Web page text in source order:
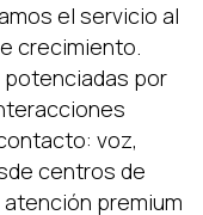
el servicio al
crecimiento.
por
voz,
centros de
premium